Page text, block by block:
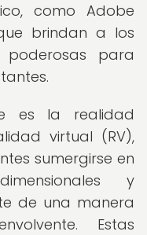
como Adobe
brindan a los
poderosas para
es la realidad
virtual (RV),
sumergirse en
y
de una manera
Estas